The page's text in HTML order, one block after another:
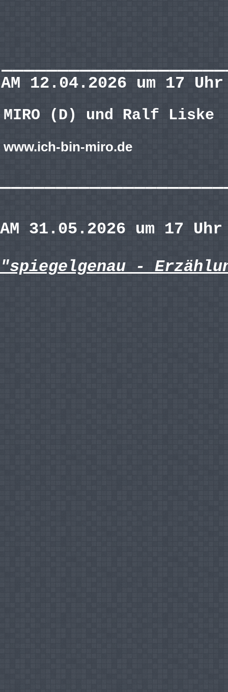
AM 12.04.2026 um 17
MIRO (D) und Ralf Liske
www.ich-bin-miro.de
AM 31.05.2026 um 17 Uhr
"spiegelgenau -